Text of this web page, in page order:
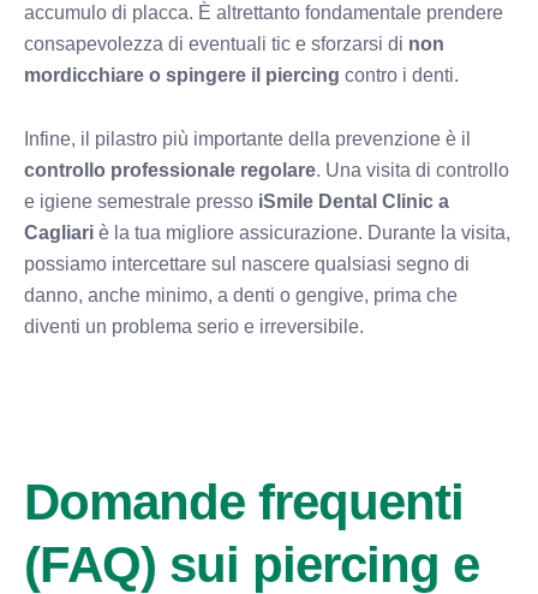
accumulo di placca. È altrettanto fondamentale prendere
consapevolezza di eventuali tic e sforzarsi di non
mordicchiare o spingere il piercing contro i denti.
Infine, il pilastro più importante della prevenzione è il
controllo professionale regolare. Una visita di controllo
e igiene semestrale presso iSmile Dental Clinic a
Cagliari è la tua migliore assicurazione. Durante la visita,
possiamo intercettare sul nascere qualsiasi segno di
danno, anche minimo, a denti o gengive, prima che
diventi un problema serio e irreversibile.
Domande frequenti
(FAQ) sui piercing e